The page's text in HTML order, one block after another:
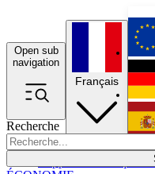
Open sub
navigation
Recherche
Français